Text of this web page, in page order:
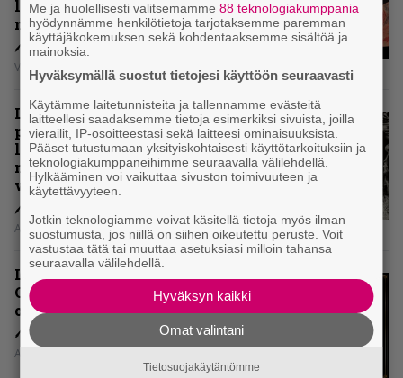
levy, joka jakaa fanien
mielipiteet
Vesa Siltanen
Levyarvio: Coronerin
paluualbumi 32 vuotta edellisen
levytyksen jälkeen ei voi
mitenkään täyttää odotuksia. Vai
voiko?
Aki Nuopponen
Levyarvio: Dirkschneider & The
Old Gang -albumista ei aina tiedä,
onko se tosissaan tehty vai ei
Aki Nuopponen
Me ja huolellisesti valitsemamme88 teknologiakumppania
hyödynnämme henkilötietoja tarjotaksemme paremman
käyttäjäkokemuksen sekä kohdentaaksemme sisältöä ja
mainoksia.
Hyväksymällä suostut tietojesi käyttöön seuraavasti
Käytämme laitetunnisteita ja tallennamme evästeitä
laitteellesi saadaksemme tietoja esimerkiksi sivuista, joilla
vierailit, IP-osoitteestasi sekä laitteesi ominaisuuksista.
Pääset tutustumaan yksityiskohtaisesti käyttötarkoituksiin ja
teknologiakumppaneihimme seuraavalla välilehdellä.
Hylkääminen voi vaikuttaa sivuston toimivuuteen ja
käytettävyyteen.
Jotkin teknologiamme voivat käsitellä tietoja myös ilman
suostumusta, jos niillä on siihen oikeutettu peruste. Voit
vastustaa tätä tai muuttaa asetuksiasi milloin tahansa
seuraavalla välilehdellä.
Hyväksyn kaikki
Omat valintani
Tietosuojakäytäntömme